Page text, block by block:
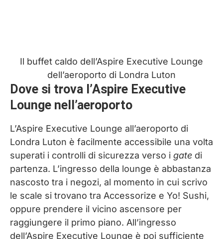
Il buffet caldo dell’Aspire Executive Lounge
dell’aeroporto di Londra Luton
Dove si trova l’Aspire Executive
Lounge nell’aeroporto
L’Aspire Executive Lounge all’aeroporto di
Londra Luton è facilmente accessibile una volta
superati i controlli di sicurezza verso i gate di
partenza. L’ingresso della lounge è abbastanza
nascosto tra i negozi, al momento in cui scrivo
le scale si trovano tra Accessorize e Yo! Sushi,
oppure prendere il vicino ascensore per
raggiungere il primo piano. All’ingresso
dell’Aspire Executive Lounge è poi sufficiente